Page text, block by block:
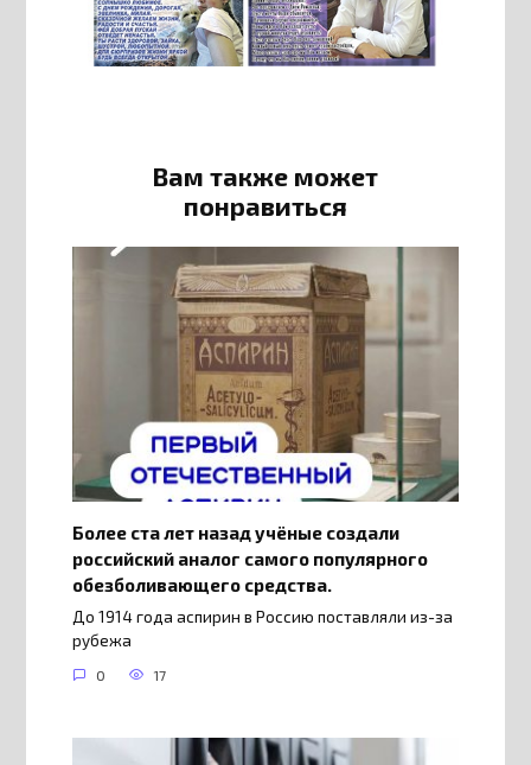
Вам также может
понравиться
Более ста лет назад учёные создали
российский аналог самого популярного
обезболивающего средства.
До 1914 года аспирин в Россию поставляли из-за
рубежа
0 17